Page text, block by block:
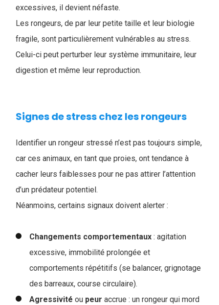
excessives, il devient néfaste.
Les rongeurs, de par leur petite taille et leur biologie
fragile, sont particulièrement vulnérables au stress.
Celui-ci peut perturber leur système immunitaire, leur
digestion et même leur reproduction.
Signes de stress chez les rongeurs
Identifier un rongeur stressé n’est pas toujours simple,
car ces animaux, en tant que proies, ont tendance à
cacher leurs faiblesses pour ne pas attirer l’attention
d’un prédateur potentiel.
Néanmoins, certains signaux doivent alerter :
Changements comportementaux : agitation
excessive, immobilité prolongée et
comportements répétitifs (se balancer, grignotage
des barreaux, course circulaire).
Agressivité ou peur accrue : un rongeur qui mord